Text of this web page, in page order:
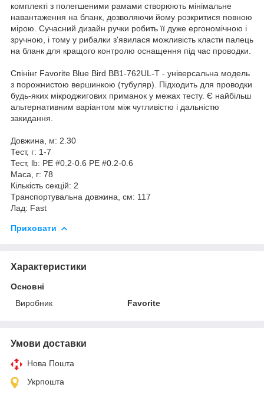
комплекті з полегшеними рамами створюють мінімальне
навантаження на бланк, дозволяючи йому розкритися повною
мірою. Сучасний дизайн ручки робить її дуже ергономічною і
зручною, і тому у рибалки з'явилася можливість класти палець
на бланк для кращого контролю оснащення під час проводки.
Спінінг Favorite Blue Bird BB1-762UL-T - універсальна модель
з порожнистою вершинкою (тубуляр). Підходить для проводки
будь-яких мікроджигових приманок у межах тесту. Є найбільш
альтернативним варіантом між чутливістю і дальністю
закидання.
Довжина, м: 2.30
Тест, г: 1-7
Тест, lb: PE #0.2-0.6 PE #0.2-0.6
Маса, г: 78
Кількість секцій: 2
Транспортувальна довжина, см: 117
Лад: Fast
Приховати
Характеристики
Основні
Виробник
Favorite
Умови доставки
Нова Пошта
Укрпошта